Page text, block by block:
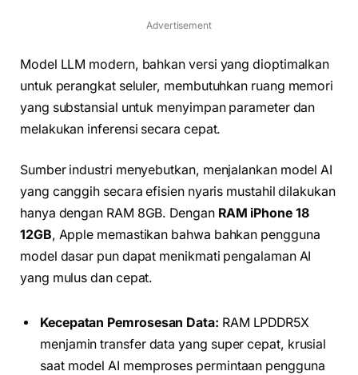
Advertisement
Model LLM modern, bahkan versi yang dioptimalkan
untuk perangkat seluler, membutuhkan ruang memori
yang substansial untuk menyimpan parameter dan
melakukan inferensi secara cepat.
Sumber industri menyebutkan, menjalankan model AI
yang canggih secara efisien nyaris mustahil dilakukan
hanya dengan RAM 8GB. Dengan RAM iPhone 18
12GB, Apple memastikan bahwa bahkan pengguna
model dasar pun dapat menikmati pengalaman AI
yang mulus dan cepat.
Kecepatan Pemrosesan Data: RAM LPDDR5X
menjamin transfer data yang super cepat, krusial
saat model AI memproses permintaan pengguna